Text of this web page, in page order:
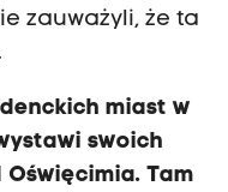
zauważyli, że ta
miast w
swoich
Tam